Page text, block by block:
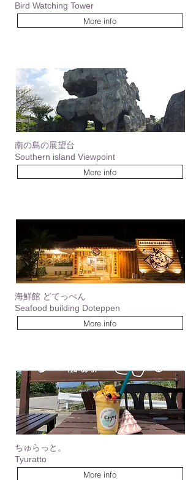
Bird Watching Tower
More info
南の島の展望台
Southern island Viewpoint
More info
海鮮館 どてっぺん
Seafood building Doteppen
More info
ちゅらっと。
Tyuratto
More info